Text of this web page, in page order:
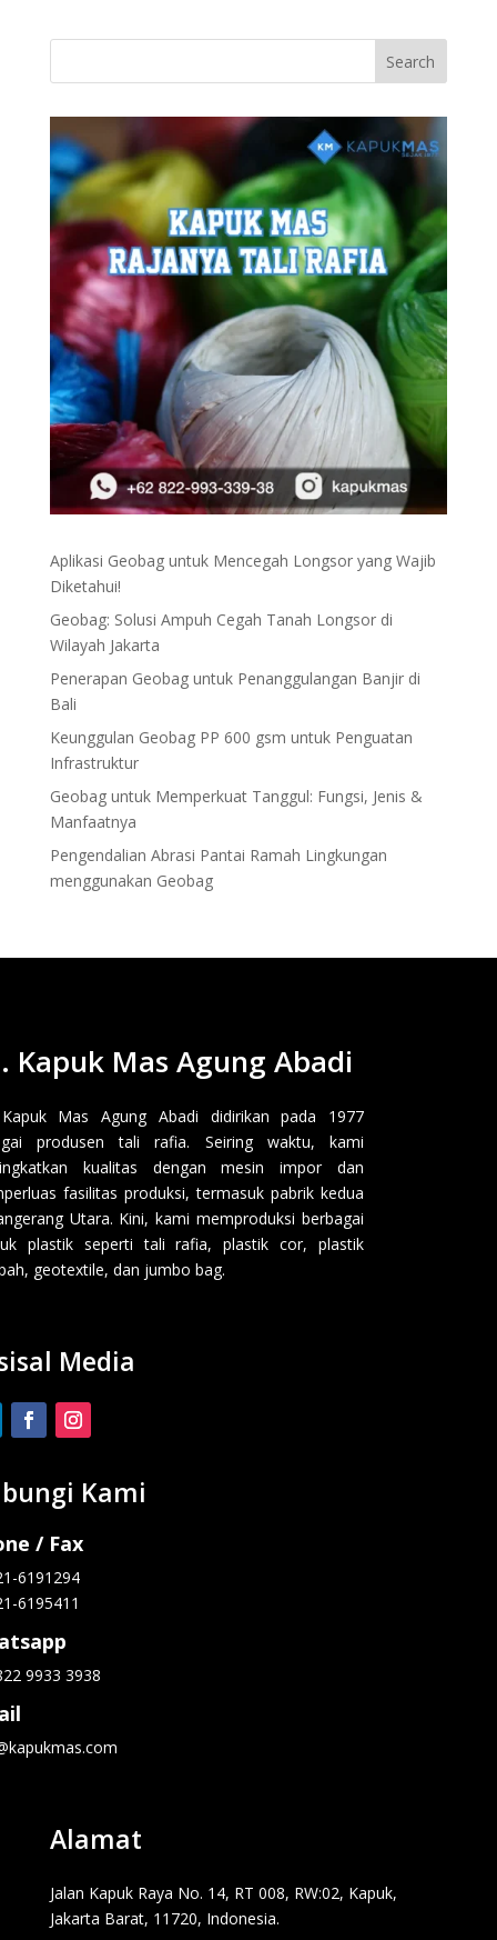
Aplikasi Geobag untuk Mencegah Longsor yang Wajib
Diketahui!
Geobag: Solusi Ampuh Cegah Tanah Longsor di
Wilayah Jakarta
Penerapan Geobag untuk Penanggulangan Banjir di
Bali
Keunggulan Geobag PP 600 gsm untuk Penguatan
Infrastruktur
Geobag untuk Memperkuat Tanggul: Fungsi, Jenis &
Manfaatnya
Pengendalian Abrasi Pantai Ramah Lingkungan
menggunakan Geobag
Kapuk Mas Agung Abadi
Mas Agung Abadi didirikan pada 1977
produsen tali rafia. Seiring waktu, kami
kualitas dengan mesin impor dan
fasilitas produksi, termasuk pabrik kedua
Utara. Kini, kami memproduksi berbagai
plastik seperti tali rafia, plastik cor, plastik
geotextile, dan jumbo bag.
Media
Kami
/ Fax
6191294
6195411
9933 3938
Alamat
Jalan Kapuk Raya No. 14, RT 008, RW:02, Kapuk,
Jakarta Barat, 11720, Indonesia.